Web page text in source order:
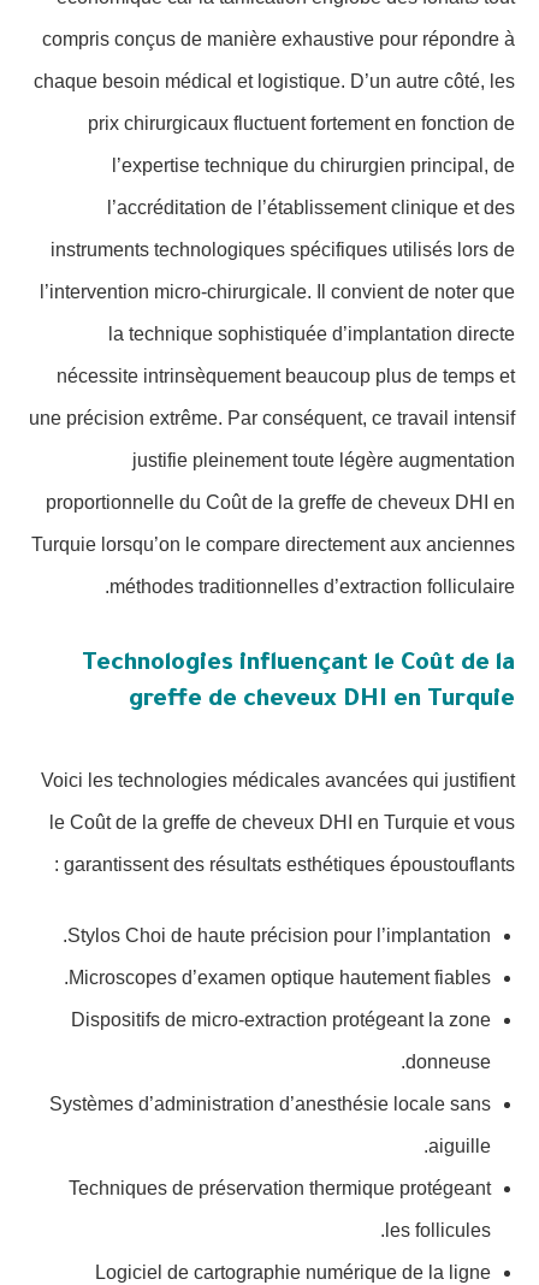
compris conçus de manière exhaustive pour répondre à
chaque besoin médical et logistique. D’un autre côté, les
prix chirurgicaux fluctuent fortement en fonction de
l’expertise technique du chirurgien principal, de
l’accréditation de l’établissement clinique et des
instruments technologiques spécifiques utilisés lors de
l’intervention micro-chirurgicale. Il convient de noter que
la technique sophistiquée d’implantation directe
nécessite intrinsèquement beaucoup plus de temps et
une précision extrême. Par conséquent, ce travail intensif
justifie pleinement toute légère augmentation
proportionnelle du Coût de la greffe de cheveux DHI en
Turquie lorsqu’on le compare directement aux anciennes
méthodes traditionnelles d’extraction folliculaire.
Technologies influençant le Coût de la
greffe de cheveux DHI en Turquie
Voici les technologies médicales avancées qui justifient
le Coût de la greffe de cheveux DHI en Turquie et vous
garantissent des résultats esthétiques époustouflants :
Stylos Choi de haute précision pour l’implantation.
Microscopes d’examen optique hautement fiables.
Dispositifs de micro-extraction protégeant la zone
donneuse.
Systèmes d’administration d’anesthésie locale sans
aiguille.
Techniques de préservation thermique protégeant
les follicules.
Logiciel de cartographie numérique de la ligne